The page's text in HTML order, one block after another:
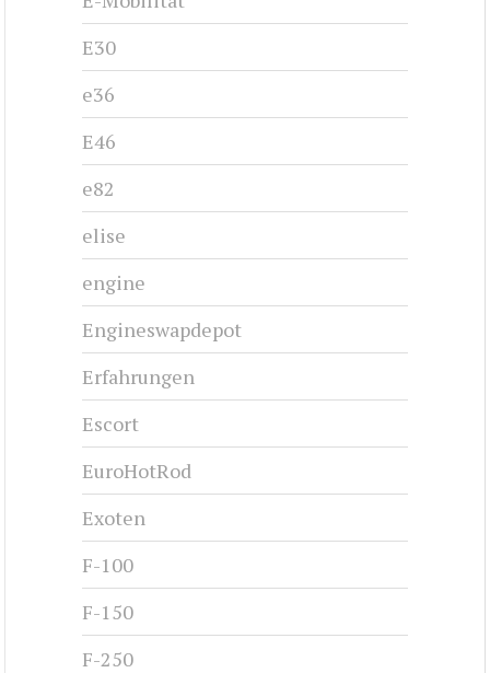
E30
e36
E46
e82
elise
engine
Engineswapdepot
Erfahrungen
Escort
EuroHotRod
Exoten
F-100
F-150
F-250